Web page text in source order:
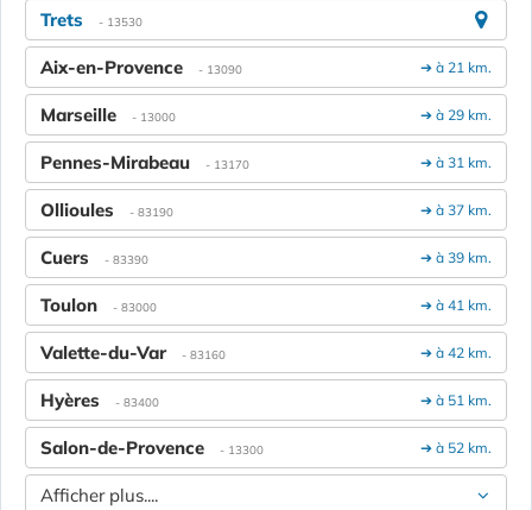
Trets - 13530
➔ à 21 km.
Aix-en-Provence - 13090
➔ à 29 km.
Marseille - 13000
➔ à 31 km.
Pennes-Mirabeau - 13170
➔ à 37 km.
Ollioules - 83190
➔ à 39 km.
Cuers - 83390
➔ à 41 km.
Toulon - 83000
➔ à 42 km.
Valette-du-Var - 83160
➔ à 51 km.
Hyères - 83400
➔ à 52 km.
Salon-de-Provence - 13300
Afficher plus....